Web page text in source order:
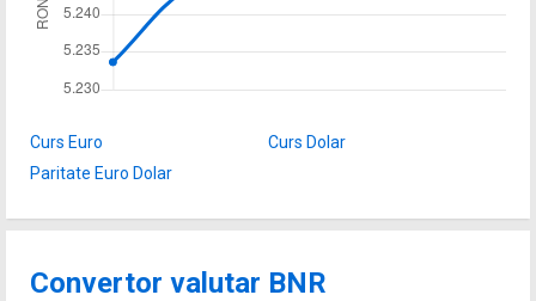
Curs Euro
Curs Dolar
Paritate Euro Dolar
Convertor valutar BNR